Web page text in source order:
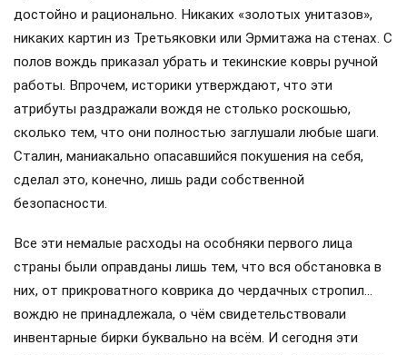
достойно и рационально. Никаких «золотых унитазов»,
никаких картин из Третьяковки или Эрмитажа на стенах. С
полов вождь приказал убрать и текинские ковры ручной
работы. Впрочем, историки утверждают, что эти
атрибуты раздражали вождя не столько роскошью,
сколько тем, что они полностью заглушали любые шаги.
Сталин, маниакально опасавшийся покушения на себя,
сделал это, конечно, лишь ради собственной
безопасности.
Все эти немалые расходы на особняки первого лица
страны были оправданы лишь тем, что вся обстановка в
них, от прикроватного коврика до чердачных стропил…
вождю не принадлежала, о чём свидетельствовали
инвентарные бирки буквально на всём. И сегодня эти